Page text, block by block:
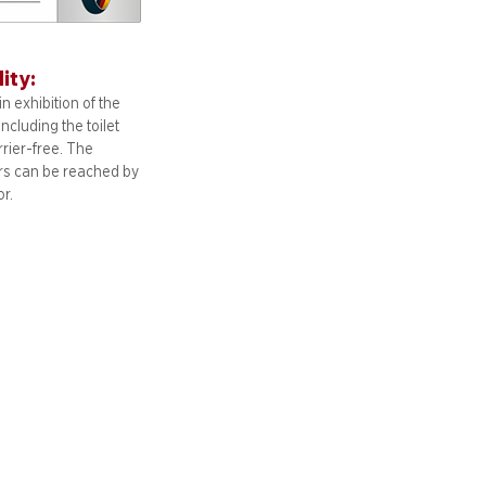
exhibition of the
including the toilet
free. The
can be reached by